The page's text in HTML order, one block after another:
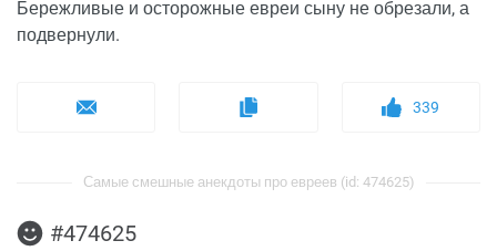
Бережливые и осторожные евреи сыну не обрезали, а
подвернули.
339
Самые смешные анекдоты про евреев (id: 474625)
#474625